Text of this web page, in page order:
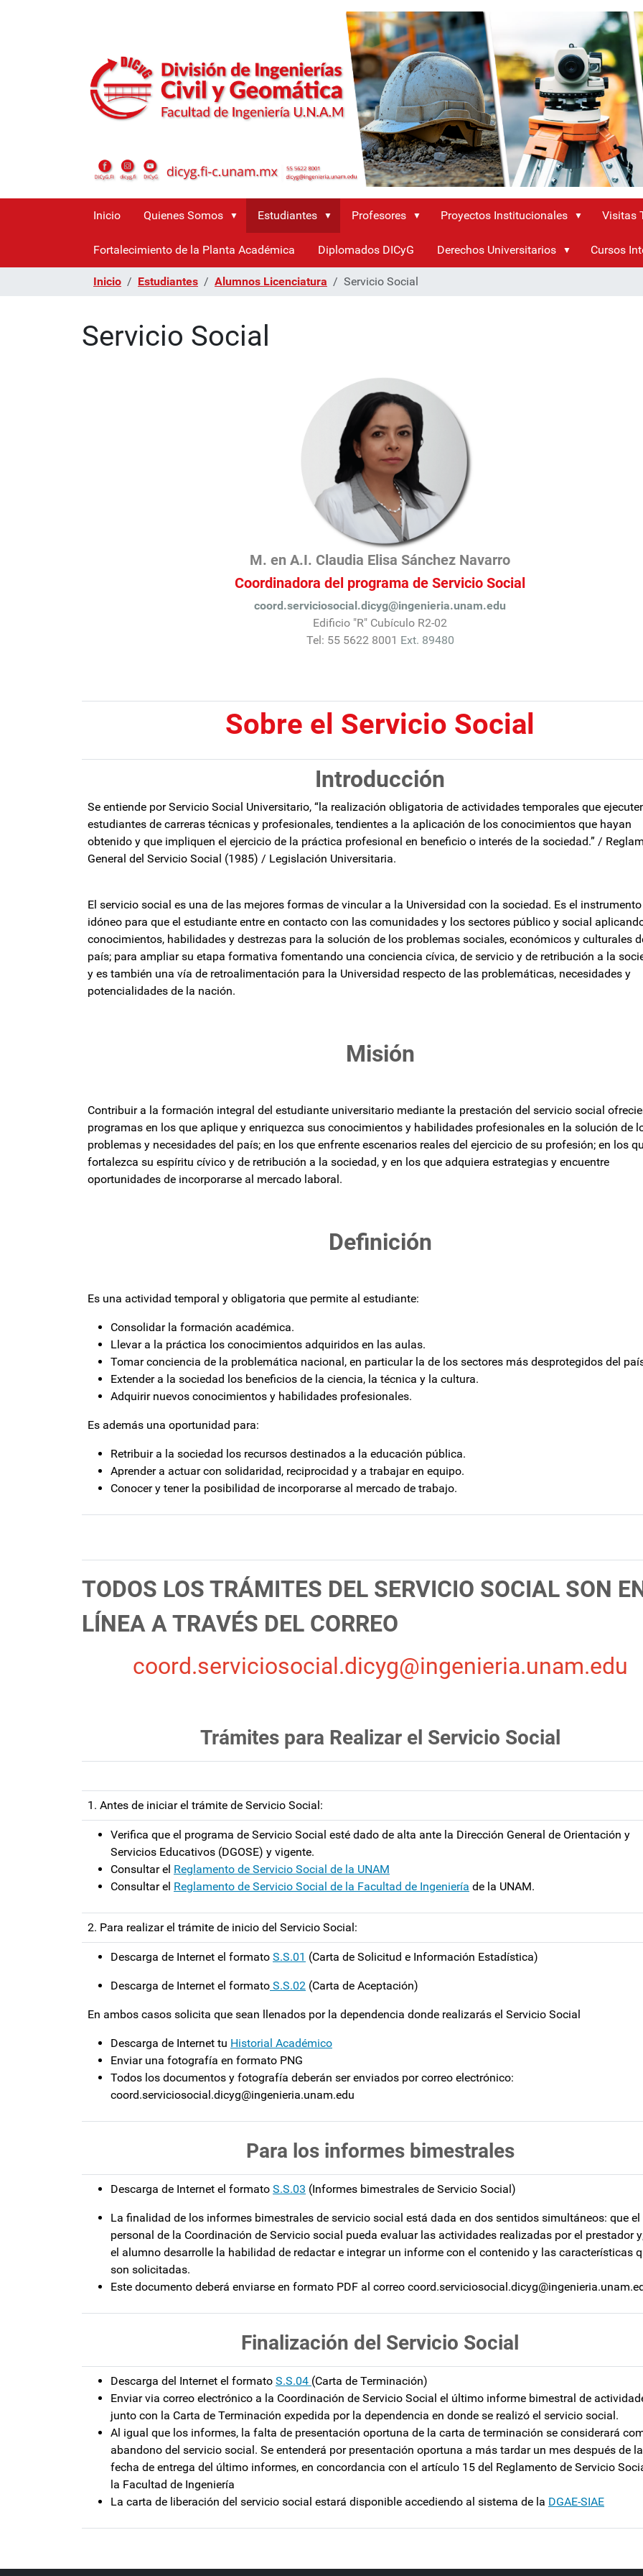
Inicio Quienes Somos Estudiantes Profesores Proyectos Institucionales Visitas
Fortalecimiento de la Planta Académica Diplomados DICyG Derechos Universitarios Cursos
Inicio Estudiantes Alumnos Licenciatura Servicio Social
Servicio Social
M. en A.I. Claudia Elisa Sánchez Navarro
Coordinadora del programa de Servicio Social
coord.serviciosocial.dicyg@ingenieria.unam.edu
Edificio "R" Cubículo R2-02
Tel: 55 5622 8001 Ext. 89480
Sobre el Servicio Social
Introducción
Se entiende por Servicio Social Universitario, “la realización obligatoria de actividades temporales que
estudiantes de carreras técnicas y profesionales, tendientes a la aplicación de los conocimientos que hayan
obtenido y que impliquen el ejercicio de la práctica profesional en beneficio o interés de la sociedad.” /
General del Servicio Social (1985) / Legislación Universitaria.
El servicio social es una de las mejores formas de vincular a la Universidad con la sociedad. Es el instrumento
idóneo para que el estudiante entre en contacto con las comunidades y los sectores público y social
conocimientos, habilidades y destrezas para la solución de los problemas sociales, económicos y culturales
país; para ampliar su etapa formativa fomentando una conciencia cívica, de servicio y de retribución a la
y es también una vía de retroalimentación para la Universidad respecto de las problemáticas, necesidades y
potencialidades de la nación.
Misión
Contribuir a la formación integral del estudiante universitario mediante la prestación del servicio social
programas en los que aplique y enriquezca sus conocimientos y habilidades profesionales en la solución de
problemas y necesidades del país; en los que enfrente escenarios reales del ejercicio de su profesión; en los
fortalezca su espíritu cívico y de retribución a la sociedad, y en los que adquiera estrategias y encuentre
oportunidades de incorporarse al mercado laboral.
Definición
Es una actividad temporal y obligatoria que permite al estudiante:
Consolidar la formación académica.
Llevar a la práctica los conocimientos adquiridos en las aulas.
Tomar conciencia de la problemática nacional, en particular la de los sectores más desprotegidos del
Extender a la sociedad los beneficios de la ciencia, la técnica y la cultura.
Adquirir nuevos conocimientos y habilidades profesionales.
Es además una oportunidad para:
Retribuir a la sociedad los recursos destinados a la educación pública.
Aprender a actuar con solidaridad, reciprocidad y a trabajar en equipo.
Conocer y tener la posibilidad de incorporarse al mercado de trabajo.
TODOS LOS TRÁMITES DEL SERVICIO SOCIAL SON
LÍNEA A TRAVÉS DEL CORREO
coord.serviciosocial.dicyg@ingenieria.unam.edu
Trámites para Realizar el Servicio Social
1. Antes de iniciar el trámite de Servicio Social:
Verifica que el programa de Servicio Social esté dado de alta ante la Dirección General de Orientación y
Servicios Educativos (DGOSE) y vigente.
Consultar el Reglamento de Servicio Social de la UNAM
Consultar el Reglamento de Servicio Social de la Facultad de Ingeniería de la UNAM.
2. Para realizar el trámite de inicio del Servicio Social:
Descarga de Internet el formato S.S.01 (Carta de Solicitud e Información Estadística)
Descarga de Internet el formato S.S.02 (Carta de Aceptación)
En ambos casos solicita que sean llenados por la dependencia donde realizarás el Servicio Social
Descarga de Internet tu Historial Académico
Enviar una fotografía en formato PNG
Todos los documentos y fotografía deberán ser enviados por correo electrónico:
coord.serviciosocial.dicyg@ingenieria.unam.edu
Para los informes bimestrales
Descarga de Internet el formato S.S.03 (Informes bimestrales de Servicio Social)
La finalidad de los informes bimestrales de servicio social está dada en dos sentidos simultáneos: que el
personal de la Coordinación de Servicio social pueda evaluar las actividades realizadas por el prestador
el alumno desarrolle la habilidad de redactar e integrar un informe con el contenido y las características
son solicitadas.
Este documento deberá enviarse en formato PDF al correo
Finalización del Servicio Social
Descarga del Internet el formato S.S.04 (Carta de Terminación)
Enviar via correo electrónico a la Coordinación de Servicio Social el último informe bimestral de
junto con la Carta de Terminación expedida por la dependencia en donde se realizó el servicio social.
Al igual que los informes, la falta de presentación oportuna de la carta de terminación se considerará
abandono del servicio social. Se entenderá por presentación oportuna a más tardar un mes después de la
fecha de entrega del último informes, en concordancia con el artículo 15 del Reglamento de Servicio
la Facultad de Ingeniería
La carta de liberación del servicio social estará disponible accediendo al sistema de la DGAE-SIAE